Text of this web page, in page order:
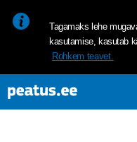
Tagamaks lehe
kasutamise, kasutab
Rohkem teavet.